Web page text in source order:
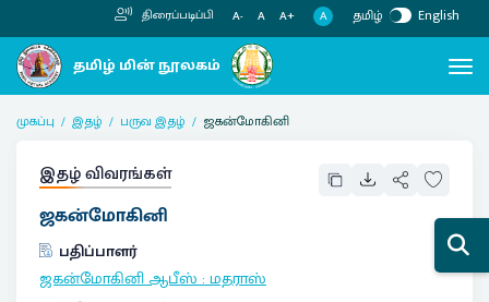
திரைப்படிப்பி A- A A+ A தமிழ் English
முகப்பு இதழ் பருவ இதழ் ஜகன்மோகினி
இதழ் விவரங்கள்
ஜகன்மோகினி
பதிப்பாளர்
ஜகன்மோகினி ஆபீஸ்:மதராஸ்